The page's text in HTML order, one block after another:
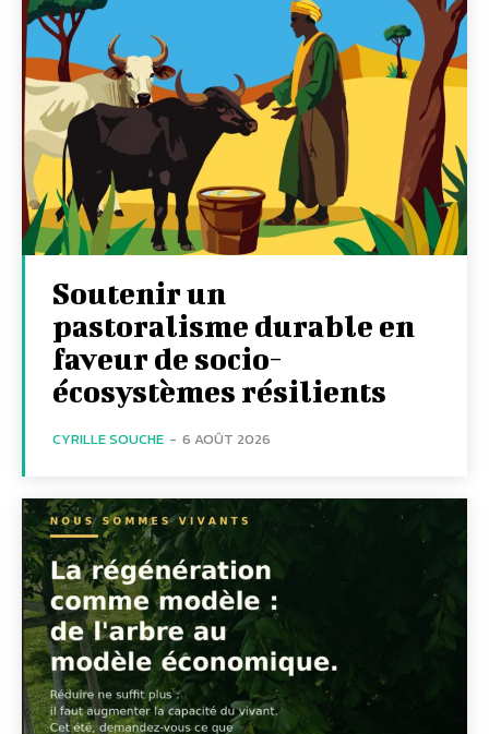
Soutenir un
pastoralisme durable en
faveur de socio-
écosystèmes résilients
CYRILLE SOUCHE - 6 AOÛT 2026